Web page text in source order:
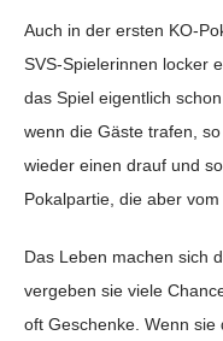
Auch in der ersten KO-
SVS-Spielerinnen locker
das Spiel eigentlich
wenn die Gäste trafen,
wieder einen drauf und
Pokalpartie, die aber
Das Leben machen sich
vergeben sie viele
oft Geschenke. Wenn